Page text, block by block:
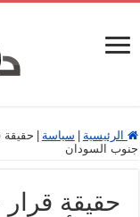
الرئيسية سياسة
حقيقة
جنوب السودان
حقيقة